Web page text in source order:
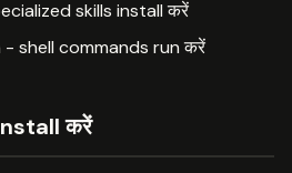
skills install करें
shell commands run करें
करें